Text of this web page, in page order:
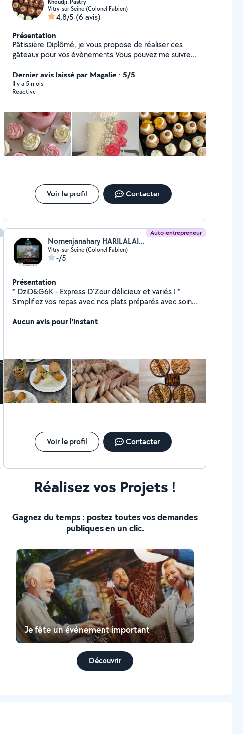
Khoudji. Pastry
Vitry-sur-Seine (Colonel Fabien)
4,8/5 (6 avis)
Présentation
Pâtissière Diplômé, je vous propose de réaliser des
gâteaux pour vos évènements Vous pouvez me suivre
Khoudji.pastry
Dernier avis laissé par Magalie : 5/5
Il y a 5 mois
Reactive
Voir le profil Contacter
Auto-entrepreneur
Nomenjanahary HARILALAINA CHAN HONG
Vitry-sur-Seine (Colonel Fabien)
-/5
Présentation
*️ DziD&G6K - Express D'Zour délicieux et variés ! *
Simplifiez vos repas avec nos plats préparés avec soin
fraîches et équilibrées. Menus adaptés à vos
notre passion.* Matsiroment vôtre
Aucun avis pour l'instant
Voir le profil Contacter
Réalisez vos Projets !
Gagnez du temps : postez toutes vos demandes
publiques en un clic.
Je fête un événement important
Découvrir